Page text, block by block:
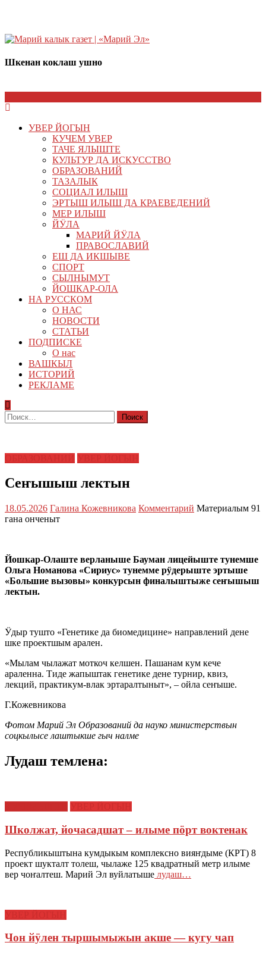
Шкенан коклаш ушно
УВЕР ЙОГЫН
КУЧЕМ УВЕР
ТАЧЕ ЯЛЫШТЕ
КУЛЬТУР ДА ИСКУССТВО
ОБРАЗОВАНИЙ
ТАЗАЛЫК
СОЦИАЛ ИЛЫШ
ЭРТЫШ ИЛЫШ ДА КРАЕВЕДЕНИЙ
МЕР ИЛЫШ
ЙӰЛА
МАРИЙ ЙӰЛА
ПРАВОСЛАВИЙ
ЕШ ДА ИКШЫВЕ
СПОРТ
СЫЛНЫМУТ
ЙОШКАР-ОЛА
НА РУССКОМ
О НАС
НОВОСТИ
СТАТЬИ
ПОДПИСКЕ
О нас
ВАШКЫЛ
ИСТОРИЙ
РЕКЛАМЕ
Найти:
Сеҥышыш лектын
18.05.2026 Галина Кожевникова Комментарий Материалым 91
гана онченыт
Йошкар-Олаште верланыше Бауман лицейыште тунемше
Ольга Номанова «Сириус» тунемме рӱдерыште эртыше
«Большие вызовы» конкурсын финалыштыже сеҥышыш
лектын.
Ӱдыр тушто «Генетике да биомедицине» направлений дене
шке проектшым арален.
«Мылам чылажат моткоч келшен. Пашанам кум кече
араленна. Тиде жапыштак генетике дене турнир, квиз,
лекций, практикум-влак эртаралтыныт», – ойла сеҥыше.
Г.Кожевникова
Фотом Марий Эл Образований да науко министерствын
соцкылысе лаштыкше гыч налме
Лудаш темлена:
Школжат, йочасадшат – илыме пӧрт воктенак
Республикыштына кумдыкым комплексно вияҥдыме (КРТ) 8
проект шукталт толеш, чылаже 125 квадратный метр илыме
вер чоҥалтеш. Марий Эл вуйлатыше лудаш…
Чон йӱлен тыршымыжын акше — кугу чап